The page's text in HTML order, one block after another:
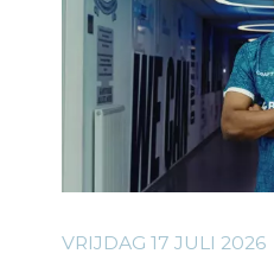
VRIJDAG 17 JULI 2026